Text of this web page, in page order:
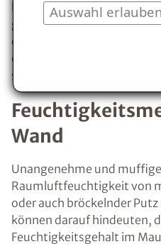
Auswahl erlauben
und feuchten Wänden.
Wie kann man
ausfindig
effektiv
Insbesondere nach einem
Wasserschaden ist es
betroffenen Räume so
trockenzulegen, um der
Schimmel und weiteren